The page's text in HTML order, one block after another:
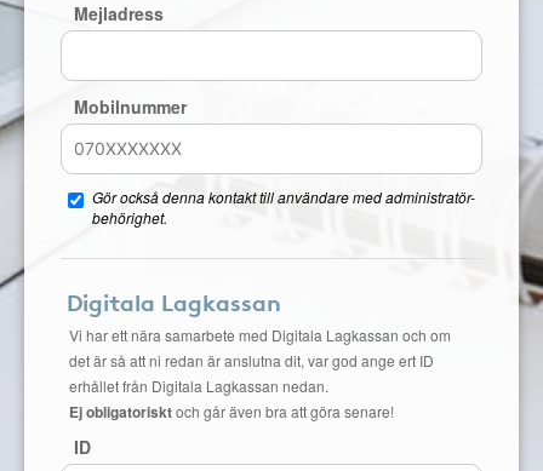
Mejladress
Mobilnummer
Gör också denna kontakt till användare med administratör-
behörighet.
Digitala Lagkassan
Vi har ett nära samarbete med Digitala Lagkassan och om
det är så att ni redan är anslutna dit, var god ange ert ID
erhållet från Digitala Lagkassan nedan.
Ej obligatorisktoch går även bra att göra senare!
ID